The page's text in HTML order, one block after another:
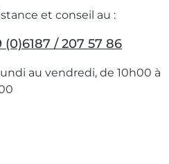
et conseil au :
(0)6187 / 207 57 86
au vendredi, de 10h00 à